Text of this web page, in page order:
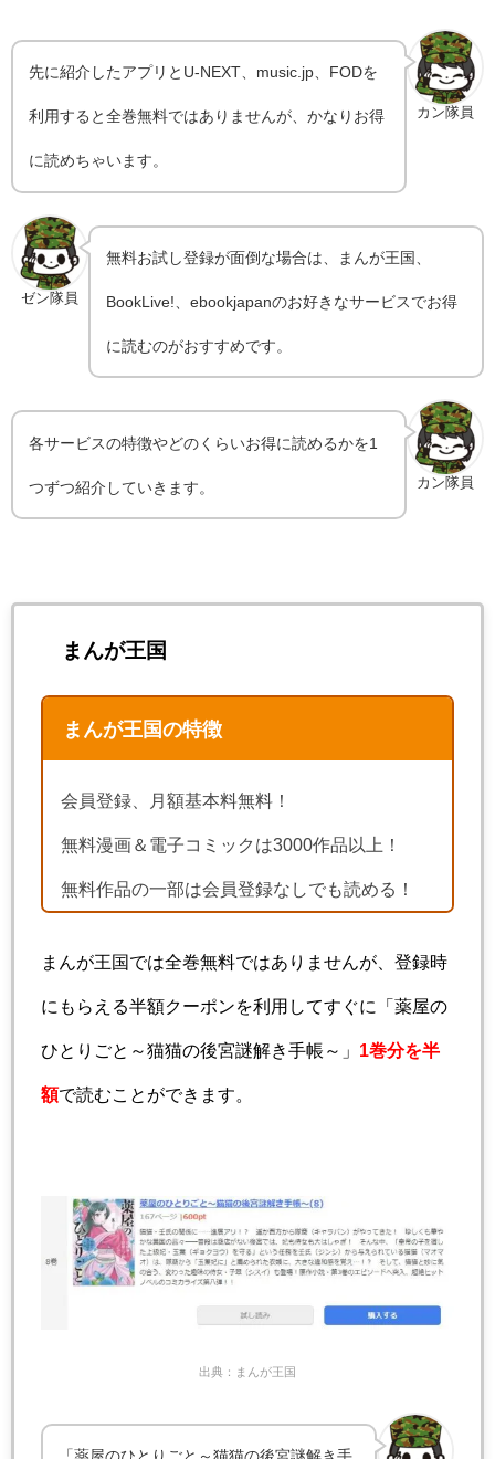
カン隊員
先に紹介したアプリとU-NEXT、music.jp、FODを
利用すると全巻無料ではありませんが、かなりお得
に読めちゃいます。
ゼン隊員
無料お試し登録が面倒な場合は、まんが王国、
BookLive!、ebookjapanのお好きなサービスでお得
に読むのがおすすめです。
カン隊員
各サービスの特徴やどのくらいお得に読めるかを1
つずつ紹介していきます。
まんが王国
まんが王国の特徴
会員登録、月額基本料無料！
無料漫画＆電子コミックは3000作品以上！
無料作品の一部は会員登録なしでも読める！
まんが王国では全巻無料ではありませんが、登録時
にもらえる半額クーポンを利用してすぐに「薬屋の
ひとりごと～猫猫の後宮謎解き手帳～」 1巻分を半
額で読むことができます。
出典：まんが王国